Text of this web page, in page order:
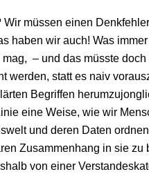
Wir müssen einen
haben wir auch! Was
– und das müsste doch
werden, statt es naiv
Begriffen
eine Weise, wie wir
und deren Daten
Zusammenhang in sie zu
von einer